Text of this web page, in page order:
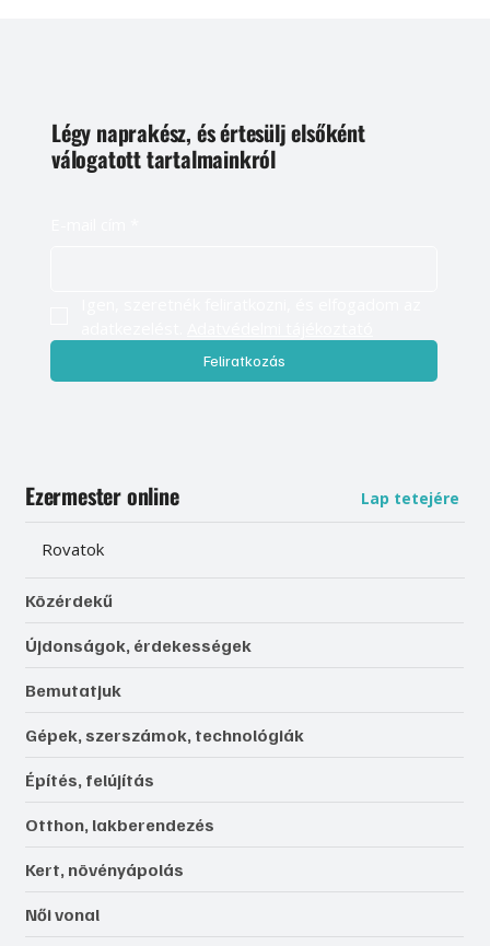
Légy naprakész, és értesülj elsőként
válogatott tartalmainkról
Feliratkozás
Ezermester online Lap tetejére
Rovatok
Közérdekű
Újdonságok, érdekességek
Bemutatjuk
Gépek, szerszámok, technológiák
Építés, felújítás
Otthon, lakberendezés
Kert, növényápolás
Női vonal